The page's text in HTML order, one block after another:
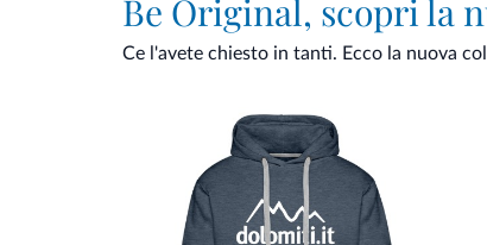
Be Original, scopri la
Ce l'avete chiesto in tanti. Ecco la nuova